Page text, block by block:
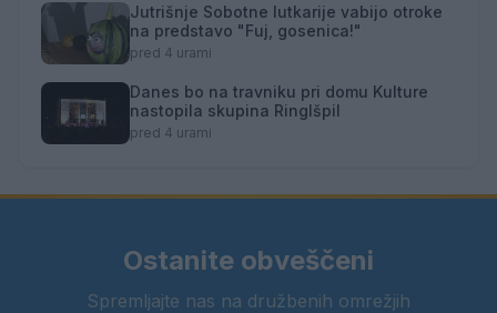
Jutrišnje Sobotne lutkarije vabijo otroke
na predstavo "Fuj, gosenica!"
pred 4 urami
Danes bo na travniku pri domu Kulture
nastopila skupina Ringlšpil
pred 4 urami
Ostanite obveščeni
Spremljajte nas na družbenih omrežjih